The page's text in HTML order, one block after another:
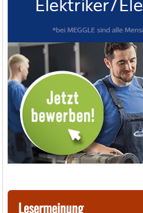
Lesermeinung